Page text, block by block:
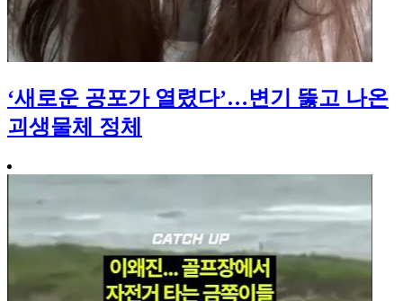
‘새로운 공포가 열렸다’…변기 뚫고 나온
괴생물체 정체